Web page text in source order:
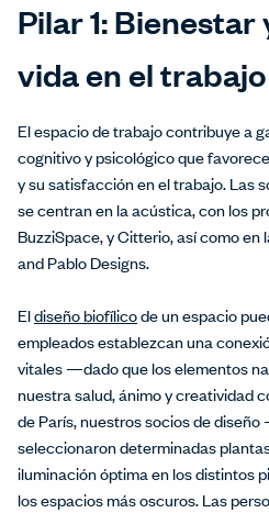
Pilar 1:
vida en el trabajo
El espacio de trabajo contribuye a
cognitivo y psicológico que
y su satisfacción en el trabajo. Las
se centran en la acústica, con los
BuzziSpace, y Citterio, así como
and Pablo Designs.
Eldiseño biofílicode un espacio
empleados establezcan una
vitales —dado que los elementos
nuestra salud, ánimo y creatividad
de París, nuestros socios de
seleccionaron determinadas
iluminación óptima en los distintos
los espacios más oscuros. Las